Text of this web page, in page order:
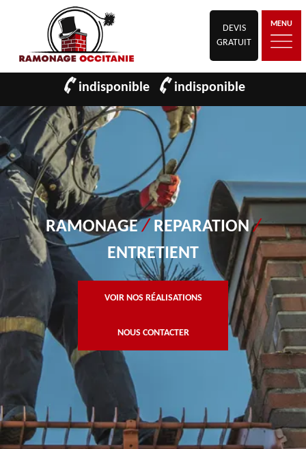
DEVIS
GRATUIT
MENU
indisponible indisponible
RAMONAGE/ REPARATION/
ENTRETIENT
VOIR NOS RÉALISATIONS
NOUS CONTACTER